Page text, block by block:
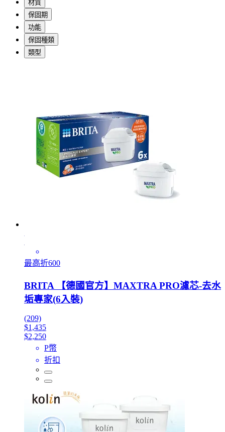
材質
保固期
功能
保固種類
類型
最高折600
BRITA 【德國官方】MAXTRA PRO濾芯-去水
垢專家(6入裝)
(209)
$1,435
$2,250
P幣
折扣